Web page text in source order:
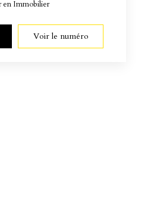
en Immobilier
Voir le numéro